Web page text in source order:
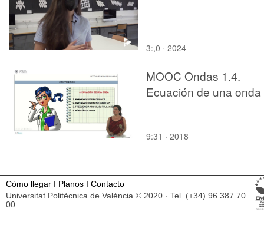
3:,0 · 2024
MOOC Ondas 1.4.
Ecuación de una onda
9:31 · 2018
Cómo llegar I Planos I Contacto
Universitat Politècnica de València © 2020 · Tel. (+34) 96 387 70
00